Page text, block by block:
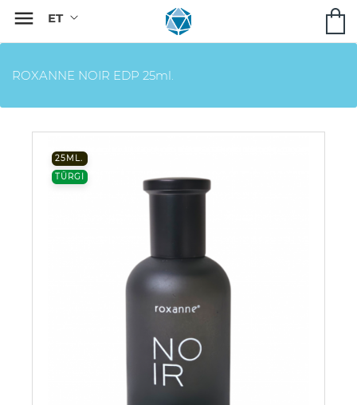

ROXANNE NOIR EDP 25ml.
25ML.
TÜRGI